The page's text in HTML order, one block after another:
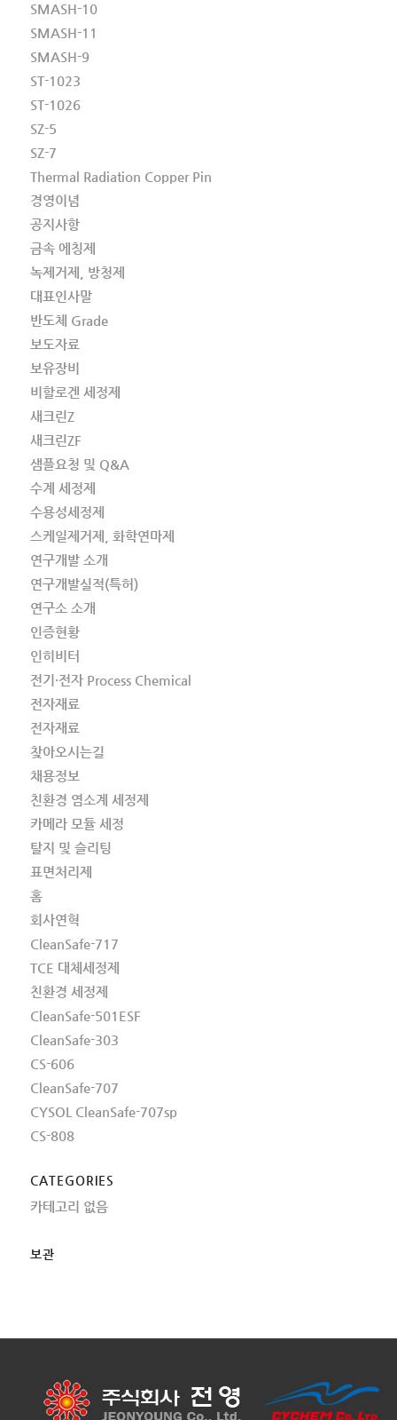
SMASH-10
SMASH-11
SMASH-9
ST-1023
ST-1026
SZ-5
SZ-7
Thermal Radiation Copper Pin
경영이념
공지사항
금속 에칭제
녹제거제, 방청제
대표인사말
반도체 Grade
보도자료
보유장비
비할로겐 세정제
새크린Z
새크린ZF
샘플요청 및 Q&A
수계 세정제
수용성세정제
스케일제거제, 화학연마제
연구개발 소개
연구개발실적(특허)
연구소 소개
인증현황
인히비터
전기·전자 Process Chemical
전자재료
전자재료
찾아오시는길
채용정보
친환경 염소계 세정제
카메라 모듈 세정
탈지 및 슬리팅
표면처리제
홈
회사연혁
CleanSafe-717
TCE 대체세정제
친환경 세정제
CleanSafe-501ESF
CleanSafe-303
CS-606
CleanSafe-707
CYSOL CleanSafe-707sp
CS-808
CATEGORIES
카테고리 없음
보관